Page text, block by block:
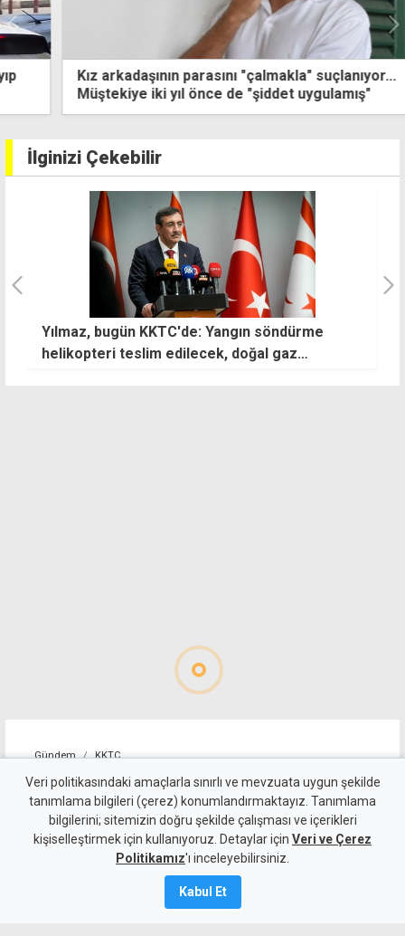
Kız arkadaşının parasını "çalmakla" suçlanıyor...
Müştekiye iki yıl önce de "şiddet uygulamış"
İlginizi Çekebilir
Yılmaz, bugün KKTC'de: Yangın söndürme
helikopteri teslim edilecek, doğal gaz
Gündem KKTC
Girne-Değirmenlik Dağ
Yolu'nun bir bölümü yarın
trafiğe kapatılacak
Veri politikasındaki amaçlarla sınırlı ve mevzuata uygun şekilde
tanımlama bilgileri (çerez) konumlandırmaktayız. Tanımlama
bilgilerini; sitemizin doğru şekilde çalışması ve içerikleri
kişiselleştirmek için kullanıyoruz. Detaylar için Veri ve Çerez
Politikamız'ı inceleyebilirsiniz.
Kabul Et